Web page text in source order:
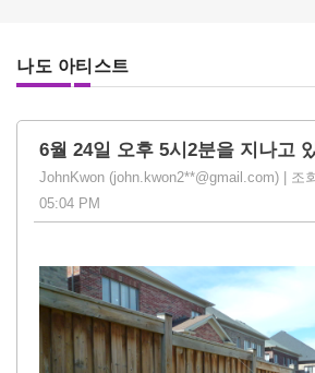
나도 아티스트
6월 24일 오후 5시2분을 지나고
JohnKwon (john.kwon2**@gmail.com) | 조
05:04 PM